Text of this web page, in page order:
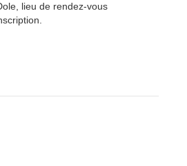
lieu de rendez-vous